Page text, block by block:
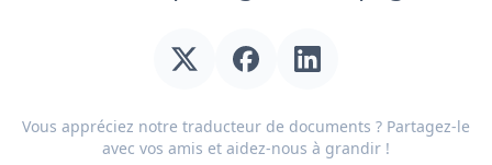
Vous appréciez notre traducteur de documents ? Partagez-le
avec vos amis et aidez-nous à grandir !